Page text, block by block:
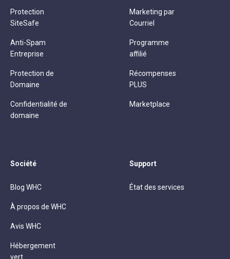
Protection
SiteSafe
Anti-Spam
Entreprise
Protection de
Domaine
Confidentialité de
domaine
Marketing par
Courriel
Programme
affilié
Récompenses
PLUS
Marketplace
Société
Blog WHC
À propos de WHC
Avis WHC
Hébergement
vert
Support
État des services